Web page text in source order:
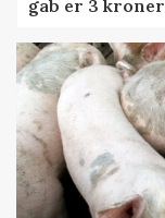
gab er 3